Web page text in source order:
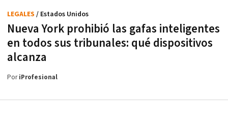
Nueva York prohibió las gafas inteligentes
en todos sus tribunales: qué dispositivos
alcanza
LEGALES / Estados Unidos
PoriProfesional